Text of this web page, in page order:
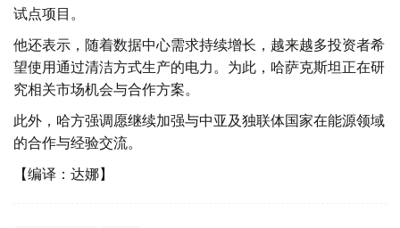
试点项目。
他还表示，随着数据中心需求持续增长，越来越多投资者希
望使用通过清洁方式生产的电力。为此，哈萨克斯坦正在研
究相关市场机会与合作方案。
此外，哈方强调愿继续加强与中亚及独联体国家在能源领域
的合作与经验交流。
【编译：达娜】